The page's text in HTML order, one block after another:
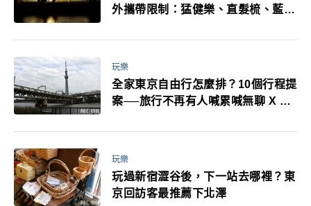
外攜帶限制：猛健樂、直髮梳、藍牙
萬！注意事項一次看！
玩樂
全家東京自由行怎麼排？10個行程提
案──旅行不再有人喊累喊無聊 X 爸
玩樂
玩過新宿澀谷後，下一站去哪裡？東
京回訪客最推薦下北澤